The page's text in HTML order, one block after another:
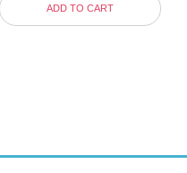
ADD TO CART